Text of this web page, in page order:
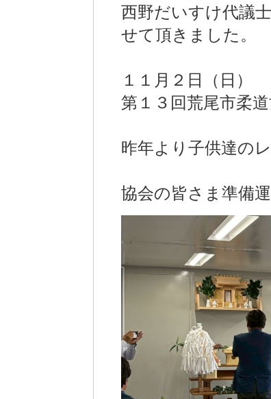
西野だいすけ代議
せて頂きました。
１１月２日（日）
第１３回荒尾市柔
昨年より子供達の
協会の皆さま準備